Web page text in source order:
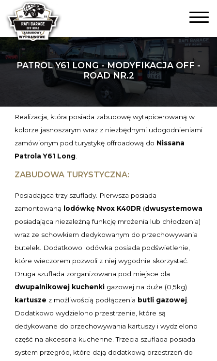
PATROL Y61 LONG - MODYFIKACJA OFF -
ROAD NR.2
Realizacja, która posiada zabudowę wytapicerowaną w
kolorze jasnoszarym wraz z niezbędnymi udogodnieniami
zamówionym pod turystykę offroadową do Nissana
Patrola Y61 Long
ZABUDOWA TURYSTYCZNA:
Posiadająca trzy szuflady. Pierwsza posiada
zamontowaną lodówkę Nvox K40DR (dwusystemowa
posiadająca niezależną funkcję mrożenia lub chłodzenia)
wraz ze schowkiem dedykowanym do przechowywania
butelek. Dodatkowo lodówka posiada podświetlenie,
które wieczorem pozwoli z niej wygodnie skorzystać.
Druga szuflada zorganizowana pod miejsce dla
dwupalnikowej kuchenki gazowej na duże (0,5kg)
kartusze z możliwością podłączenia butli gazowej
Dodatkowo wydzielono przestrzenie, które są
dedykowane do przechowywania kartuszy i wydzielono
część na akcesoria kuchenne. Trzecia szuflada posiada
system przegród, które dają dodatkową przestrzeń do